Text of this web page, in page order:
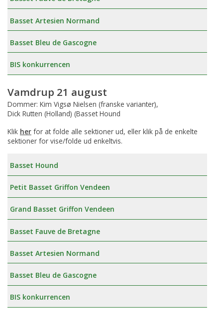
Basset Artesien Normand
Basset Bleu de Gascogne
BIS konkurrencen
Vamdrup 21 august
Dommer: Kim Vigsø Nielsen (franske varianter),
Dick Rutten (Holland) (Basset Hound
Klik her for at folde alle sektioner ud, eller klik på de enkelte
sektioner for vise/folde ud enkeltvis.
Basset Hound
Petit Basset Griffon Vendeen
Grand Basset Griffon Vendeen
Basset Fauve de Bretagne
Basset Artesien Normand
Basset Bleu de Gascogne
BIS konkurrencen